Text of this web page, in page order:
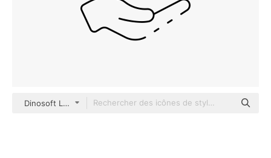
Dinosoft Lineal